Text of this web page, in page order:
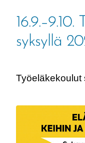
16.9.–9.10.
syksyllä
Työeläkekoulut